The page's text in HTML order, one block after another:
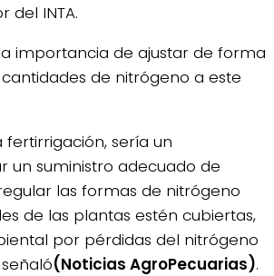
del INTA.
importancia de ajustar de forma
de nitrógeno a este
fertirrigación, sería un
suministro adecuado de
las formas de nitrógeno
de las plantas estén cubiertas,
por pérdidas del nitrógeno
(Noticias AgroPecuarias).